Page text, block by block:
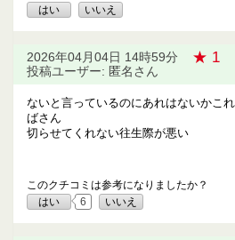
はい
いいえ
2026年04月04日 14時59分 ★ 1
投稿ユーザー: 匿名さん
ないと言っているのにあれはないかこ
ばさん
切らせてくれない往生際が悪い
このクチコミは参考になりましたか？
はい
6 いいえ